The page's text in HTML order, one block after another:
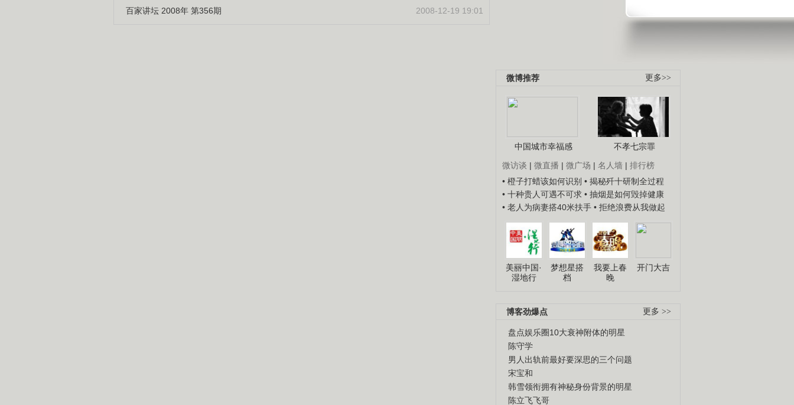
更多>>
微博推荐
中国城市幸福感
不孝七宗罪
微访谈 | 微直播 | 微广场 | 名人墙 | 排行榜
• 橙子打蜡该如何识别 • 揭秘歼十研制全过程
• 十种贵人可遇不可求 • 抽烟是如何毁掉健康
• 老人为病妻搭40米扶手 • 拒绝浪费从我做起
美丽中国·
湿地行
梦想星搭
档
我要上春
晚
开门大吉
更多 >>
博客劲爆点
盘点娱乐圈10大衰神附体的明星
陈守学
男人出轨前最好要深思的三个问题
宋宝和
韩雪领衔拥有神秘身份背景的明星
陈立飞飞哥
2008-12-19 19:01
百家讲坛 2008年 第356期